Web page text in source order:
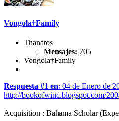
Vongola†Family
Thanatos
Mensajes: 705
Vongola†Family
Respuesta #1 en: 04 de Enero de
http://bookofwind.blogspot.com/
Acquisition : Bahama Scholar